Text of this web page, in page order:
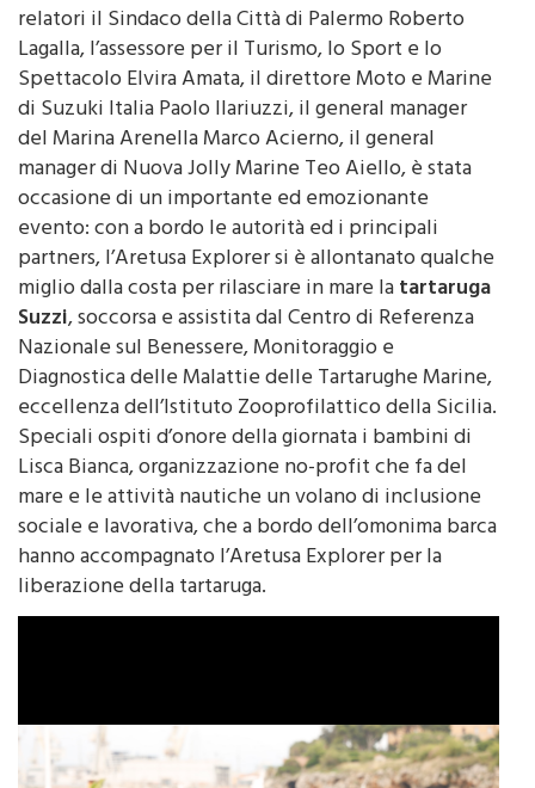
relatori il Sindaco della Città di Palermo Roberto
Lagalla, l’assessore per il Turismo, lo Sport e lo
Spettacolo Elvira Amata, il direttore Moto e Marine
di Suzuki Italia Paolo Ilariuzzi, il general manager
del Marina Arenella Marco Acierno, il general
manager di Nuova Jolly Marine Teo Aiello, è stata
occasione di un importante ed emozionante
evento: con a bordo le autorità ed i principali
partners, l’Aretusa Explorer si è allontanato qualche
miglio dalla costa per rilasciare in mare latartaruga
Suzzi, soccorsa e assistita dal Centro di Referenza
Nazionale sul Benessere, Monitoraggio e
Diagnostica delle Malattie delle Tartarughe Marine,
eccellenza dell’Istituto Zooprofilattico della Sicilia.
Speciali ospiti d’onore della giornata i bambini di
Lisca Bianca, organizzazione no-profit che fa del
mare e le attività nautiche un volano di inclusione
sociale e lavorativa, che a bordo dell’omonima barca
hanno accompagnato l’Aretusa Explorer per la
liberazione della tartaruga.